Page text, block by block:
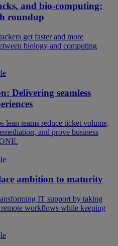
and bio-computing:
roundup
get faster and more
biology and computing
Delivering seamless
lean teams reduce ticket volume,
and prove business
ambition to maturity
IT support by taking
workflows while keeping